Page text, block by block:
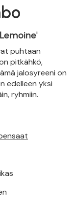
puhtaan
pitkähkö,
jalosyreeni on
edelleen yksi
ryhmiin.